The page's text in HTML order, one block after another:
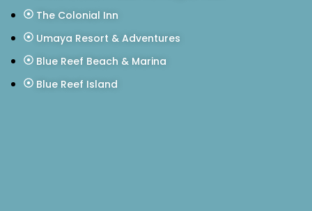
The Colonial Inn
Umaya Resort & Adventures
Blue Reef Beach & Marina
Blue Reef Island